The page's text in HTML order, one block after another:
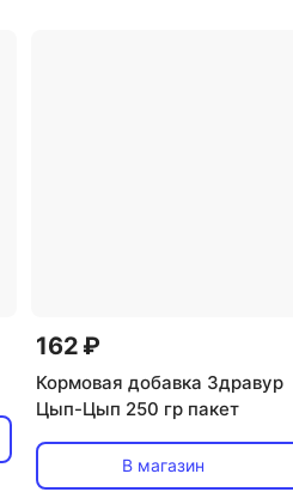
162 ₽
Кормовая добавка Здравур
Цып-Цып 250 гр пакет
В магазин